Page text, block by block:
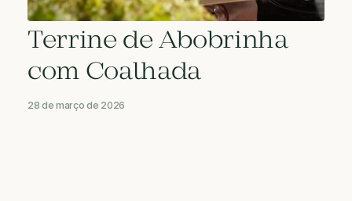
Terrine de Abobrinha
com Coalhada
28 de março de 2026